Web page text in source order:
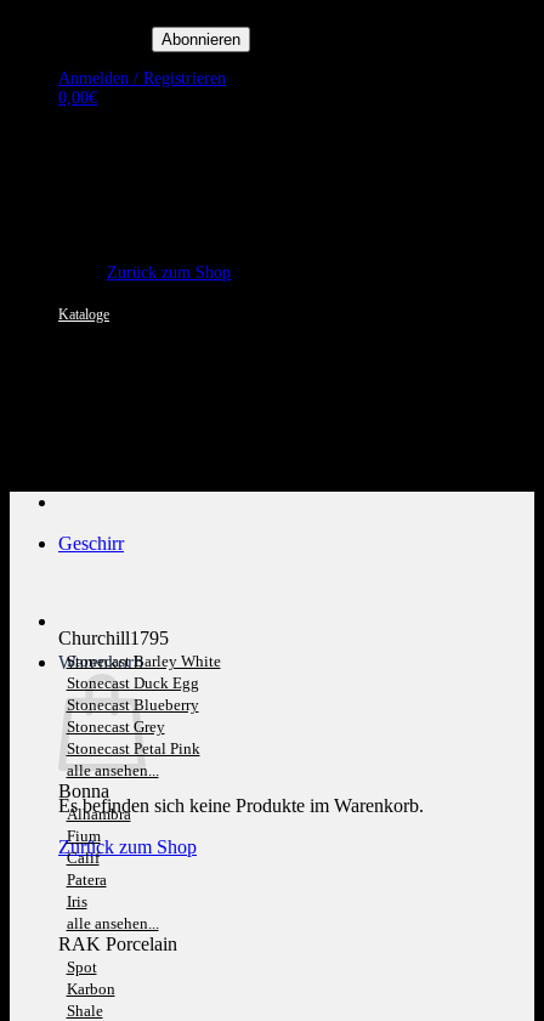
Anmelden / Registrieren
0,00€
Zurück zum Shop
Kataloge
Warenkorb
Es befinden sich keine Produkte im Warenkorb.
Zurück zum Shop
Geschirr
Churchill1795
Stonecast Barley White
Stonecast Duck Egg
Stonecast Blueberry
Stonecast Grey
Stonecast Petal Pink
alle ansehen...
Bonna
Alhambra
Fium
Calif
Patera
Iris
alle ansehen...
RAK Porcelain
Spot
Karbon
Shale